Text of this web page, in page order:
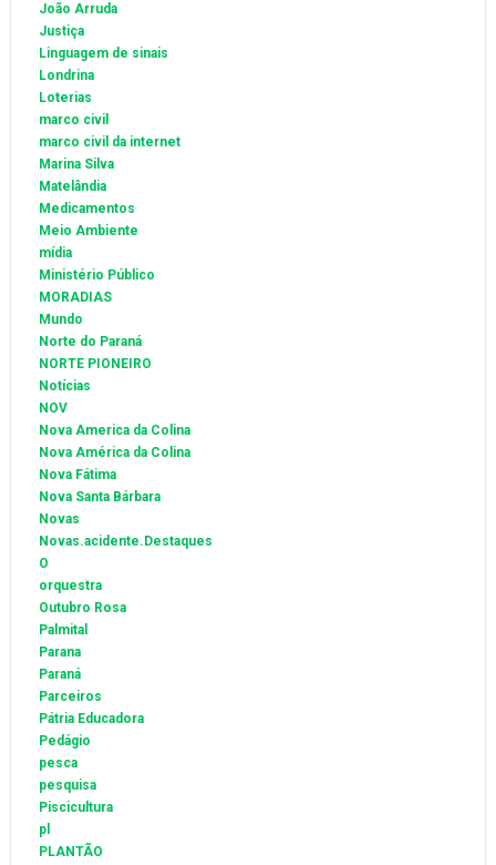
João Arruda
Justiça
Linguagem de sinais
Londrina
Loterias
marco civil
marco civil da internet
Marina Silva
Matelândia
Medicamentos
Meio Ambiente
mídia
Ministério Público
MORADIAS
Mundo
Norte do Paraná
NORTE PIONEIRO
Notícias
NOV
Nova America da Colina
Nova América da Colina
Nova Fátima
Nova Santa Bárbara
Novas
Novas.acidente.Destaques
O
orquestra
Outubro Rosa
Palmital
Parana
Paraná
Parceiros
Pátria Educadora
Pedágio
pesca
pesquisa
Piscicultura
pl
PLANTÃO